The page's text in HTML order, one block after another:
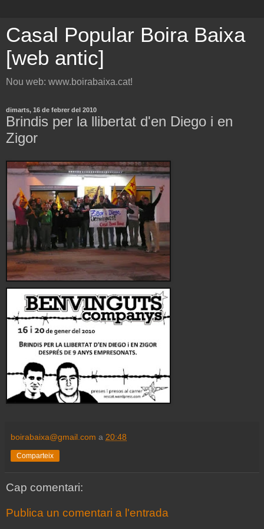
Casal Popular Boira Baixa
[web antic]
Nou web: www.boirabaixa.cat!
dimarts, 16 de febrer del 2010
Brindis per la llibertat d'en Diego i en
Zigor
boirabaixa@gmail.com a 20:48
Comparteix
Cap comentari:
Publica un comentari a l'entrada